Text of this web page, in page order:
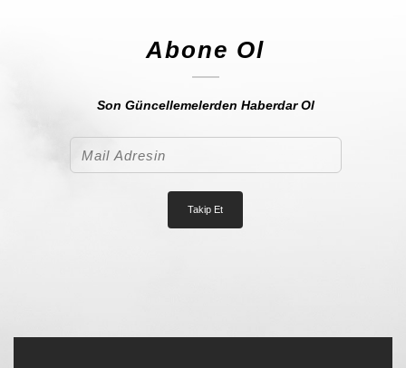
Abone Ol
Son Güncellemelerden Haberdar Ol